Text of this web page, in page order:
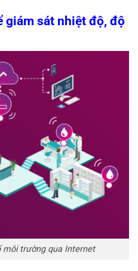
giám sát nhiệt độ, độ
môi trường qua Internet